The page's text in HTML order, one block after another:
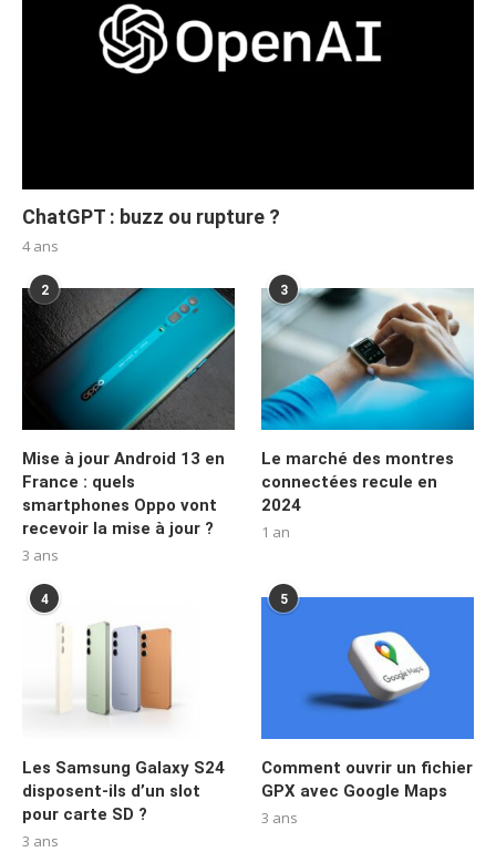
ChatGPT : buzz ou rupture ?
4 ans
2
Mise à jour Android 13 en
France : quels
smartphones Oppo vont
recevoir la mise à jour ?
3 ans
3
Le marché des montres
connectées recule en
2024
1 an
4
Les Samsung Galaxy S24
disposent-ils d’un slot
pour carte SD ?
3 ans
5
Comment ouvrir un fichier
GPX avec Google Maps
3 ans